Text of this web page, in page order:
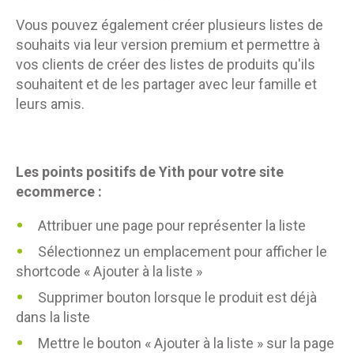
Vous pouvez également créer plusieurs listes de
souhaits via leur version premium et permettre à
vos clients de créer des listes de produits qu'ils
souhaitent et de les partager avec leur famille et
leurs amis.
Les points positifs de Yith pour votre site
ecommerce :
Attribuer une page pour représenter la liste
Sélectionnez un emplacement pour afficher le
shortcode « Ajouter à la liste »
Supprimer bouton lorsque le produit est déjà
dans la liste
Mettre le bouton « Ajouter à la liste » sur la page